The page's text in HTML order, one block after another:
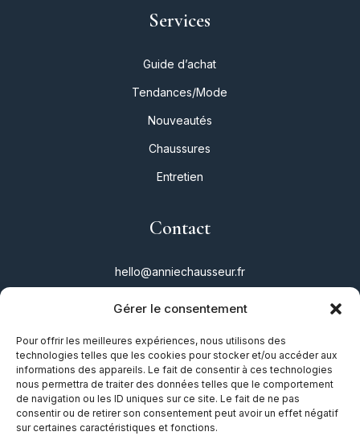
Gérer le consentement
Pour offrir les meilleures expériences, nous utilisons des
technologies telles que les cookies pour stocker et/ou accéder aux
informations des appareils. Le fait de consentir à ces technologies
nous permettra de traiter des données telles que le comportement
de navigation ou les ID uniques sur ce site. Le fait de ne pas
consentir ou de retirer son consentement peut avoir un effet négatif
sur certaines caractéristiques et fonctions.
Services
Guide d’achat
Tendances/Mode
Nouveautés
Chaussures
Entretien
Contact
hello@anniechausseur.fr
Instagram
Twitter
Facebook